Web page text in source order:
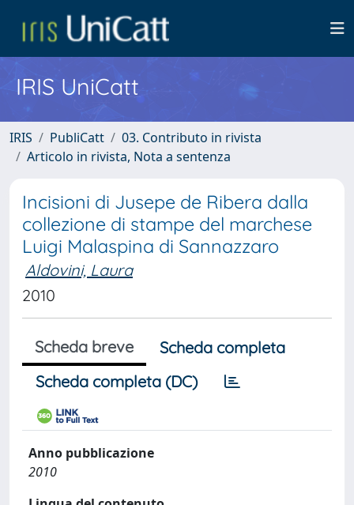
IRIS UniCatt
IRIS PubliCatt
03. Contributo in rivista
Articolo in rivista, Nota a sentenza
Incisioni di Jusepe de Ribera dalla
collezione di stampe del marchese
Luigi Malaspina di Sannazzaro
Aldovini, Laura
2010
Scheda breve
Scheda completa
Scheda completa (DC)
Anno pubblicazione
2010